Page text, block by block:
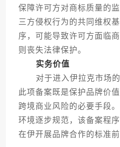
保障许可方对商标质量的
三方侵权行为的共同维权
序，可能导致许可方面临
则丧失法律保护。
实务价值
对于进入伊拉克市场的
此项备案既是保护品牌价
跨境商业风险的必要手段
环境逐步规范，该备案程
在伊开展品牌合作的标准前